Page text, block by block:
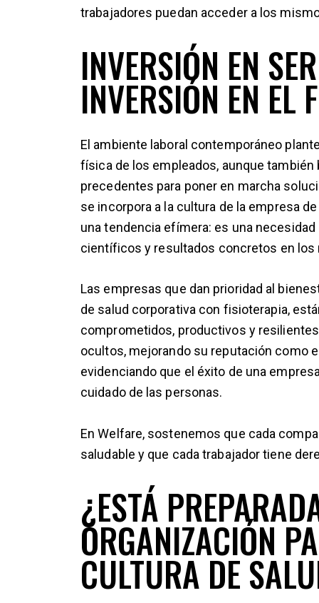
trabajadores puedan acceder a los
INVERSIÓN EN
INVERSIÓN EN EL
El ambiente laboral contemporáneo
física de los empleados, aunque
precedentes para poner en marcha
se incorpora a la cultura de la empresa
una tendencia efímera: es una
científicos y resultados concretos en los
Las empresas que dan prioridad al
de salud corporativa con fisioterapia,
comprometidos, productivos y
ocultos, mejorando su reputación como
evidenciando que el éxito de una
cuidado de las personas.
En Welfare, sostenemos que cada
saludable y que cada trabajador tiene
¿ESTÁ
ORGANIZACIÓN
CULTURA DE